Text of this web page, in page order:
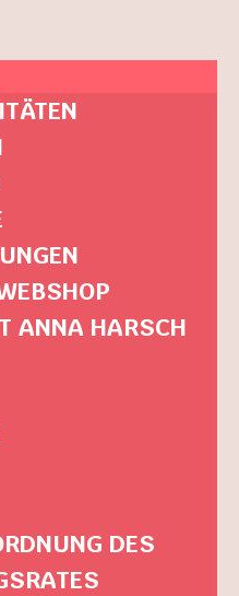
ANNA HARSCH
DES